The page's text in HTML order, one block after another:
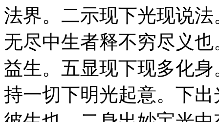
法界。二示现下光现说
无尽中生者释不穷尽义
益生。五显现下现多化
持一切下明光起意。下